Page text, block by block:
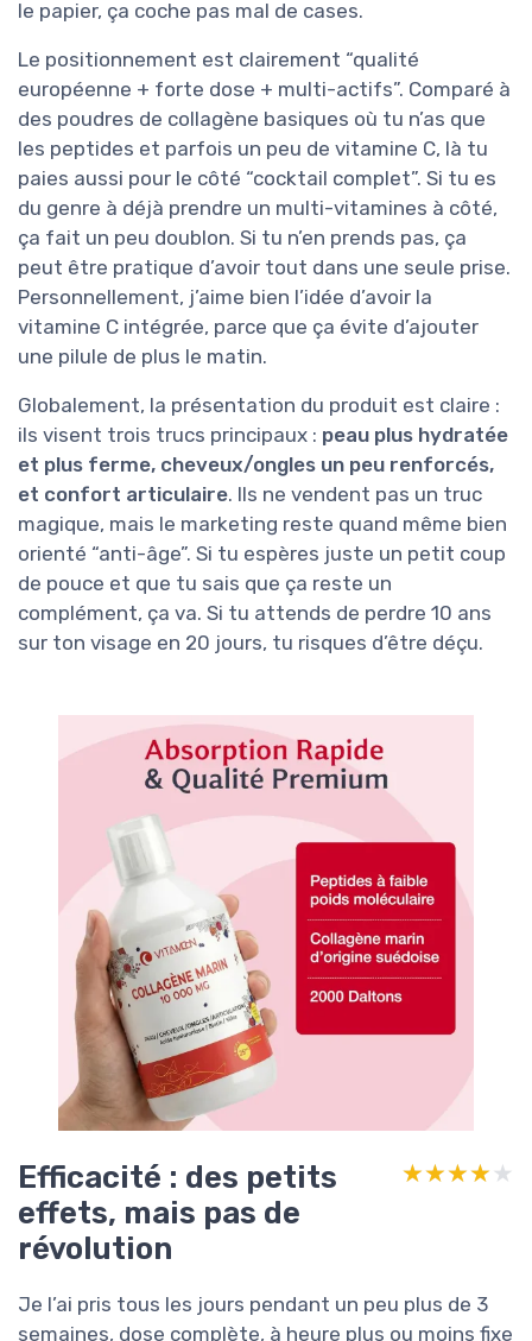
le papier, ça coche pas mal de cases.
Le positionnement est clairement “qualité
européenne + forte dose + multi-actifs”. Comparé à
des poudres de collagène basiques où tu n’as que
les peptides et parfois un peu de vitamine C, là tu
paies aussi pour le côté “cocktail complet”. Si tu es
du genre à déjà prendre un multi-vitamines à côté,
ça fait un peu doublon. Si tu n’en prends pas, ça
peut être pratique d’avoir tout dans une seule prise.
Personnellement, j’aime bien l’idée d’avoir la
vitamine C intégrée, parce que ça évite d’ajouter
une pilule de plus le matin.
Globalement, la présentation du produit est claire :
ils visent trois trucs principaux : peau plus hydratée
et plus ferme, cheveux/ongles un peu renforcés,
et confort articulaire. Ils ne vendent pas un truc
magique, mais le marketing reste quand même bien
orienté “anti-âge”. Si tu espères juste un petit coup
de pouce et que tu sais que ça reste un
complément, ça va. Si tu attends de perdre 10 ans
sur ton visage en 20 jours, tu risques d’être déçu.
Efficacité : des petits
effets, mais pas de
révolution
★★★★★
★★★★★
Je l’ai pris tous les jours pendant un peu plus de 3
semaines, dose complète, à heure plus ou moins fixe